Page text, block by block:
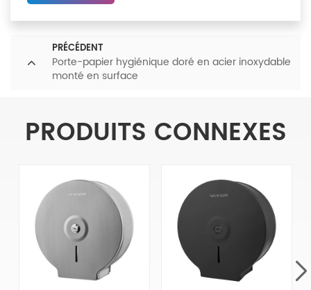
PRÉCÉDENT
Porte-papier hygiénique doré en acier inoxydable
monté en surface
PRODUITS CONNEXES